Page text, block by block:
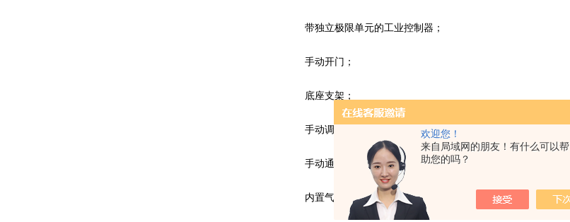
欢迎您！
来自局域网的朋友！有什么可以帮
助您的吗？
带独立极限单元的工业控制器；
手动开门；
底座支架；
手动调节保护气的输入；
手动通风阀门；
内置气氛循环装置。